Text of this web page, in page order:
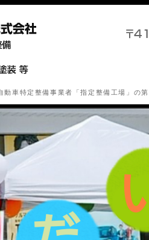
車特定整備事業者「指定整備工場」の